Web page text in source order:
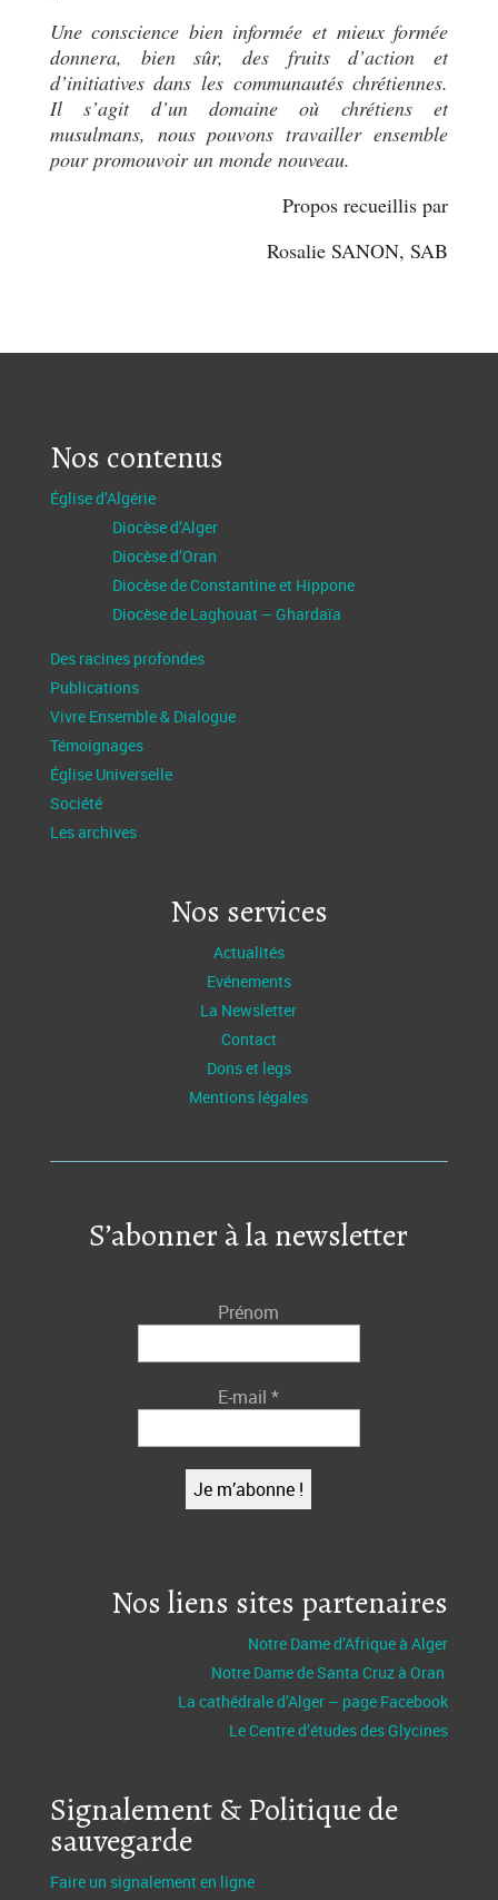
Une conscience bien informée et mieux formée
donnera, bien sûr, des fruits d’action et
d’initiatives dans les communautés chrétiennes.
Il s’agit d’un domaine où chrétiens et
musulmans, nous pouvons travailler ensemble
pour promouvoir un monde nouveau.
Propos recueillis par
Rosalie SANON, SAB
Nos contenus
Église d’Algérie
Diocèse d’Alger
Diocèse d’Oran
Diocèse de Constantine et Hippone
Diocèse de Laghouat – Ghardaïa
Des racines profondes
Publications
Vivre Ensemble & Dialogue
Témoignages
Église Universelle
Société
Les archives
Nos services
Actualités
Evénements
La Newsletter
Contact
Dons et legs
Mentions légales
S’abonner à la newsletter
Prénom
E-mail*
Nos liens sites partenaires
Notre Dame d’Afrique à Alger
Notre Dame de Santa Cruz à Oran
La cathédrale d’Alger – page Facebook
Le Centre d’études des Glycines
Signalement & Politique de
sauvegarde
Faire un signalement en ligne